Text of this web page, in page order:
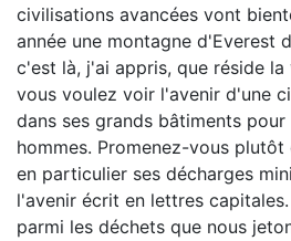
civilisations avancées vont
année une montagne d'Everest
c'est là, j'ai appris, que réside
vous voulez voir l'avenir d'une
dans ses grands bâtiments
hommes. Promenez-vous plutôt
en particulier ses décharges
l'avenir écrit en lettres
parmi les déchets que nous